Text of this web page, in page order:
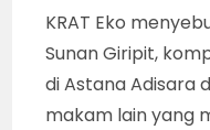
KRAT Eko
Sunan Giripit,
di Astana Adisara
makam lain yang